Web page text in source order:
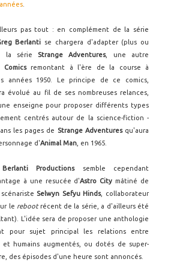
pas tout : en complément de la série
Berlanti se chargera d'adapter (plus ou
la série Strange Adventures, une autre
Comicsremontant à l'ère de la course à
années 1950. Le principe de ce comics,
évolué au fil de ses nombreuses relances,
enseigne pour proposer différents types
centrés autour de la science-fiction -
les pages de Strange Adventuresqu'aura
d'Animal Man , en 1965.
Berlanti Productionssemble cependant
à une resucée d'Astro City mâtiné de
Selwyn Sefyu Hinds, collaborateur
le rebootrécent de la série, a d'ailleurs été
L'idée sera de proposer une anthologie
pour sujet principal les relations entre
et humains augmentés, ou dotés de super-
des épisodes d'une heure sont annoncés.